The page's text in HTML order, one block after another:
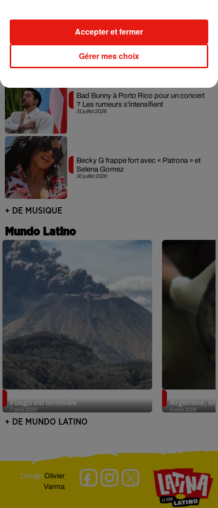
31 juillet 2026
Laura Pausini : retour confirmé à l'Accor
31 juillet 2026
Bad Bunny à Porto Rico pour un concert
? Les rumeurs s'intensifient
30 juillet 2026
Becky G frappe fort avec « Patrona » et
Selena Gomez
+ DE MUSIQUE
Mundo Latino
7 août 2026
Fuego est terminée
6 août 2026
Argentine, et
+ DE MUNDO LATINO
DesignOlivier
Varma
Gérer mes choix
Accepter et fermer